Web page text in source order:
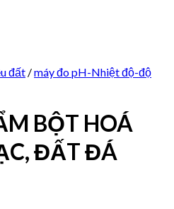
đất /máy đo pH-Nhiệt độ-độ
BỘT HOÁ
ĐẤT ĐÁ